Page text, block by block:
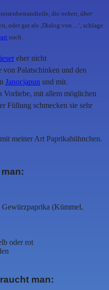
die neben, über
oder gar als ‚Dialog von…‘, schlage
nach.
eher nicht
Palatschinken und den
Janocjapun und mir.
Vorliebe, mit allem möglichen
Füllung schmecken sie sehr
meiner Art Paprikahühnchen.
(Kümmel,
oder rot
man: